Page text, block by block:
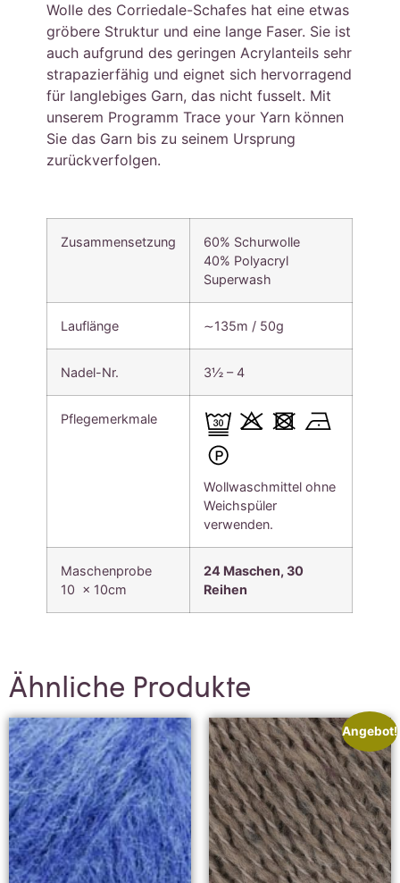
Wolle des Corriedale-Schafes hat eine etwas
gröbere Struktur und eine lange Faser. Sie ist
auch aufgrund des geringen Acrylanteils sehr
strapazierfähig und eignet sich hervorragend
für langlebiges Garn, das nicht fusselt. Mit
unserem Programm Trace your Yarn können
Sie das Garn bis zu seinem Ursprung
zurückverfolgen.
Zusammensetzung
60% Schurwolle
40% Polyacryl
Superwash
Lauflänge ∼135m / 50g
Nadel-Nr. 3½ – 4
Pflegemerkmale
Wollwaschmittel ohne
Weichspüler
verwenden.
Maschenprobe
10 x 10cm
24 Maschen, 30
Reihen
Ähnliche Produkte
Angebot!